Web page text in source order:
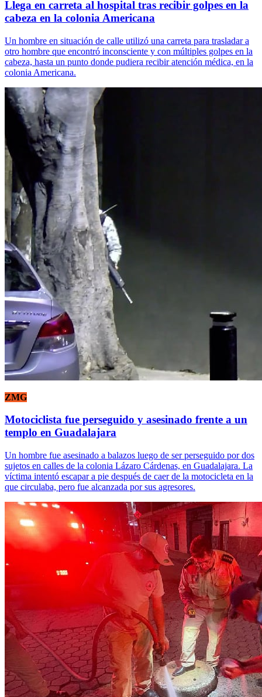
Llega en carreta al hospital tras recibir golpes en la
cabeza en la colonia Americana
Un hombre en situación de calle utilizó una carreta para trasladar a
otro hombre que encontró inconsciente y con múltiples golpes en la
cabeza, hasta un punto donde pudiera recibir atención médica, en la
colonia Americana.
ZMG
Motociclista fue perseguido y asesinado frente a un
templo en Guadalajara
Un hombre fue asesinado a balazos luego de ser perseguido por dos
sujetos en calles de la colonia Lázaro Cárdenas, en Guadalajara. La
víctima intentó escapar a pie después de caer de la motocicleta en la
que circulaba, pero fue alcanzada por sus agresores.